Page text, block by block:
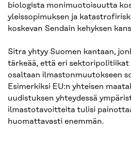
biologista monimuotoisuutta
yleissopimuksen ja
koskevan Sendain kehyksen
Sitra yhtyy Suomen kantaan,
tärkeää, että eri sektoripolitiikat
osaltaan ilmastonmuutokseen
Esimerkiksi EU:n yhteisen
uudistuksen yhteydessä
ilmastotavoitteita tulisi
huomattavasti enemmän.